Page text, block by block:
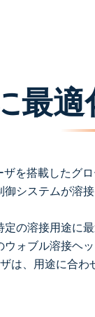
最
を搭載したグ
御システムが溶
の溶接用途に
ォブル溶接ヘ
は、用途に合